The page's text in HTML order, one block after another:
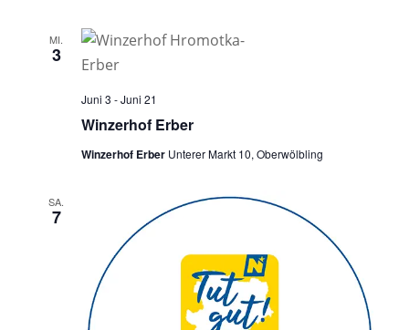
MI.
3
Winzerhof Erber
Juni 3 -Juni 21
Winzerhof Erber Unterer Markt 10, Oberwölbling
SA.
7